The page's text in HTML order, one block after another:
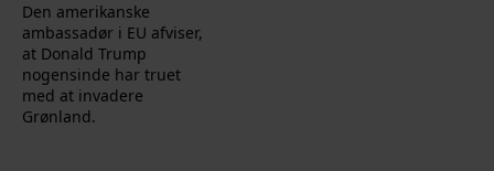
Den amerikanske
ambassadør i EU afviser,
at Donald Trump
nogensinde har truet
med at invadere
Grønland.